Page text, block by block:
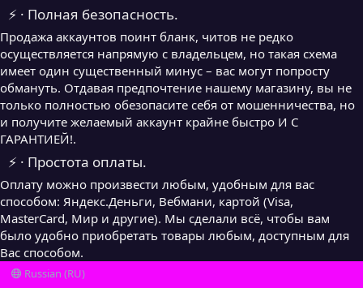
⚡ · Полная безопасность.
Продажа аккаунтов поинт бланк, читов не редко
осуществляется напрямую с владельцем, но такая схема
имеет один существенный минус – вас могут попросту
обмануть. Отдавая предпочтение нашему магазину, вы не
только полностью обезопасите себя от мошенничества, но
и получите желаемый аккаунт крайне быстро И С
ГАРАНТИЕЙ!.
⚡ · Простота оплаты.
Оплату можно произвести любым, удобным для вас
способом: Яндекс.Деньги, Вебмани, картой (Visa,
MasterCard, Мир и другие). Мы сделали всё, чтобы вам
было удобно приобретать товары любым, доступным для
Вас способом.
Russian (RU)